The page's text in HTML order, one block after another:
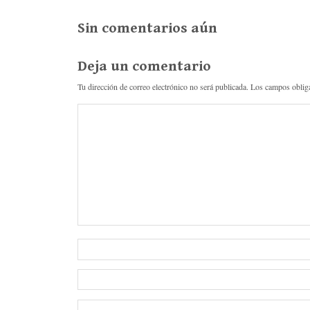
r rti
Sin comentarios aún
Deja un comentario
Tu dirección de correo electrónico no será publicada. Los campos